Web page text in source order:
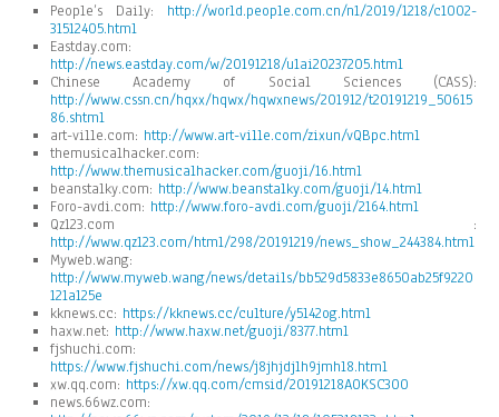
People’s Daily: http://world.people.com.cn/n1/2019/1218/c1002-
31512405.html
Eastday.com:
http://news.eastday.com/w/20191218/u1ai20237205.html
Chinese Academy of Social Sciences (CASS):
http://www.cssn.cn/hqxx/hqwx/hqwxnews/201912/t20191219_50615
86.shtml
art-ville.com: http://www.art-ville.com/zixun/vQBpc.html
themusicalhacker.com:
http://www.themusicalhacker.com/guoji/16.html
beanstalky.com: http://www.beanstalky.com/guoji/14.html
Foro-avdi.com: http://www.foro-avdi.com/guoji/2164.html
Qz123.com :
http://www.qz123.com/html/298/20191219/news_show_244384.html
Myweb.wang:
http://www.myweb.wang/news/details/bb529d5833e8650ab25f9220
121a125e
kknews.cc: https://kknews.cc/culture/y5l42og.html
haxw.net: http://www.haxw.net/guoji/8377.html
fjshuchi.com:
https://www.fjshuchi.com/news/j8jhjdjlh9jmhl8.html
xw.qq.com: https://xw.qq.com/cmsid/20191218A0KSC300
news.66wz.com: